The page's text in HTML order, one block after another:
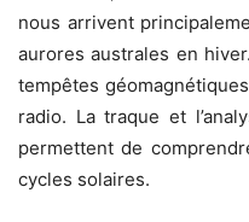
nous arrivent
aurores australes en
tempêtes
radio. La traque et
permettent de
cycles solaires.